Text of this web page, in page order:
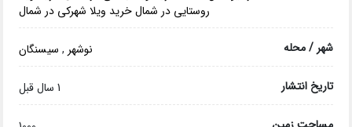
روستایی در شمال خرید ویلا شهرکی در شمال
شهر / محله نوشهر , سیسنگان
تاریخ انتشار 1 سال قبل